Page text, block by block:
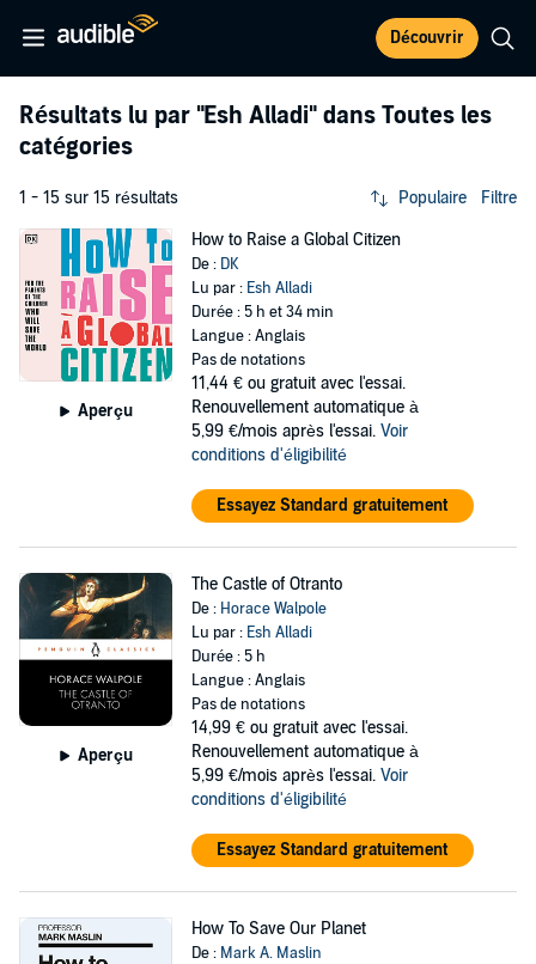
Découvrir
Résultats lu par "Esh Alladi" dans Toutes les
catégories
1 - 15 sur 15 résultats Populaire Filtre
Aperçu
How to Raise a Global Citizen
De : DK
Lu par : Esh Alladi
Durée : 5 h et 34 min
Langue : Anglais
Pas de notations
11,44 € ou gratuit avec l'essai.
Renouvellement automatique à
5,99 €/mois après l'essai. Voir
conditions d'éligibilité
Essayez Standard gratuitement
Aperçu
The Castle of Otranto
De : Horace Walpole
Lu par : Esh Alladi
Durée : 5 h
Langue : Anglais
Pas de notations
14,99 € ou gratuit avec l'essai.
Renouvellement automatique à
5,99 €/mois après l'essai. Voir
conditions d'éligibilité
Essayez Standard gratuitement
How To Save Our Planet
De : Mark A. Maslin